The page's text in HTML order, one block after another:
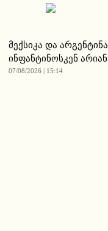
მექსიკა და არგენტინა
ინფანტინოსკენ არიან
07/08/2026 | 15:14